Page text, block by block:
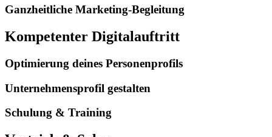
Ganzheitliche Marketing-Begleitung
Kompetenter Digitalauftritt
Optimierung deines Personenprofils
Unternehmensprofil gestalten
Schulung & Training